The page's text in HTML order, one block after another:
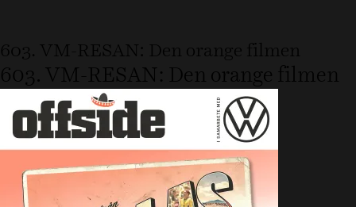
603. VM-RESAN: Den orange filmen
603. VM-RESAN: Den orange filmen